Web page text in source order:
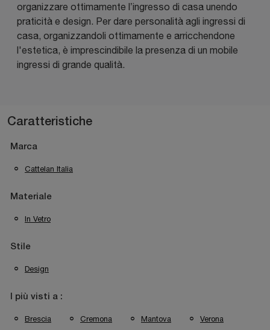
organizzare ottimamente l’ingresso di casa unendo
praticità e design. Per dare personalità agli ingressi di
casa, organizzandoli ottimamente e arricchendone
l'estetica, è imprescindibile la presenza di un mobile
ingressi di grande qualità.
Caratteristiche
Marca
Cattelan Italia
Materiale
In Vetro
Stile
Design
I più visti a :
Brescia Cremona Mantova Verona